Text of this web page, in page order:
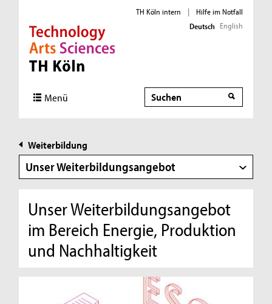
Direkt zur Hauptnavigation
Direkt zur Subnavigation
Direkt zum Inhalt
Direkt zum Fußbereich
TH Köln intern |
Hilfe im Notfall
Deutsch English
Menü Suche
Weiterbildung
Unser Weiterbildungsangebot
Unser Weiterbildungsangebot
im Bereich Energie, Produktion
und Nachhaltigkeit